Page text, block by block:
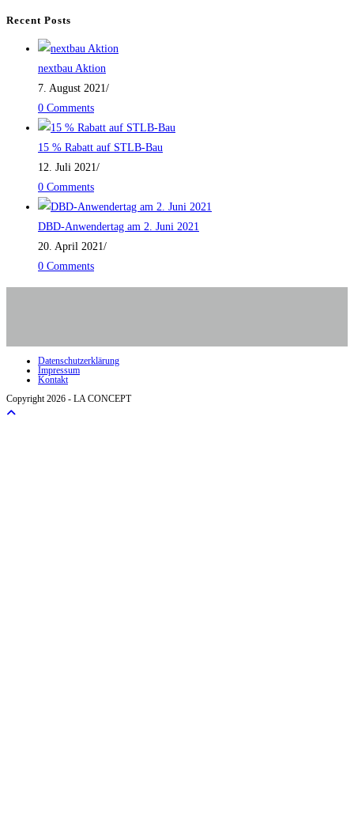
Recent Posts
nextbau Aktion
7. August 2021/
0 Comments
15 % Rabatt auf STLB-Bau
12. Juli 2021/
0 Comments
DBD-Anwendertag am 2. Juni 2021
20. April 2021/
0 Comments
Datenschutzerklärung
Impressum
Kontakt
Copyright 2026 - LA CONCEPT